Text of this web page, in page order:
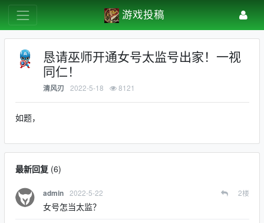
游戏投稿
恳请巫师开通女号太监号出家！一视
同仁！
清风刃 2022-5-18 8121
如题，
最新回复(6)
admin 2022-5-22 2楼
女号怎当太监？